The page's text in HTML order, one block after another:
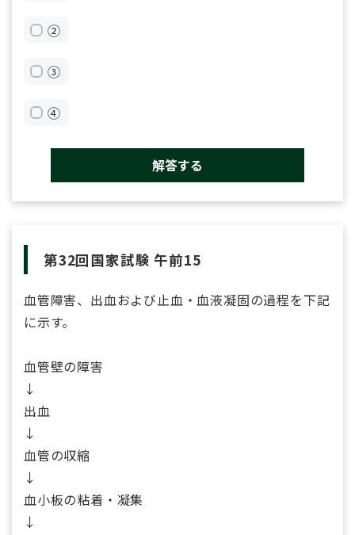
②
③
④
解答する
第32回国家試験 午前15
血管障害、出血および止血・血液凝固の過程を下記
に示す。
血管壁の障害
↓
出血
↓
血管の収縮
↓
血小板の粘着・凝集
↓